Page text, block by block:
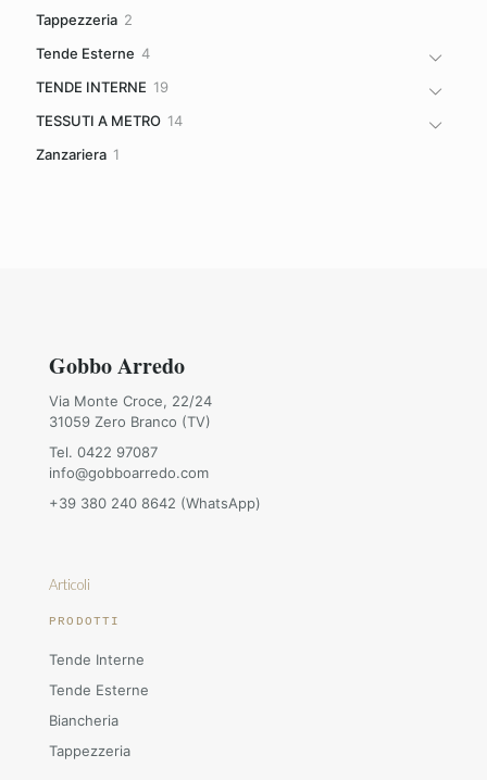
Tappezzeria 2
Tende Esterne 44
TENDE INTERNE 1919
TESSUTI A METRO 1414
Zanzariera 1
Gobbo Arredo
Via Monte Croce, 22/24
31059 Zero Branco (TV)
Tel. 0422 97087
info@gobboarredo.com
+39 380 240 8642 (WhatsApp)
Articoli
PRODOTTI
Tende Interne
Tende Esterne
Biancheria
Tappezzeria